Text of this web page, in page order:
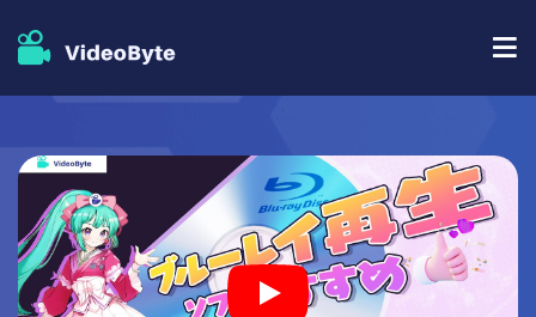
BD-DVD リッピング
DVD コピー
DVD リッピング
人気記事
サポート